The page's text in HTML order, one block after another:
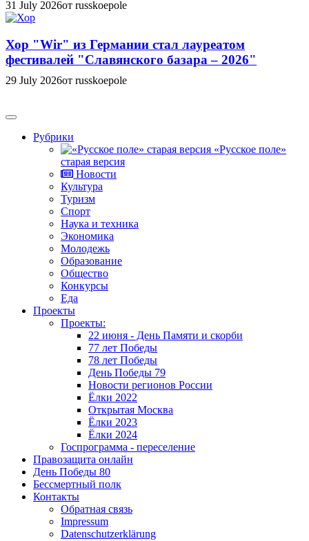
31 July 2026от russkoepole
Хор "Wir" из Германии стал лауреатом
фестивалей "Славянского базара – 2026"
29 July 2026от russkoepole
Рубрики
«Русское поле»
старая версия
Новости
Культура
Туризм
Спорт
Наука и техника
Экономика
Молодежь
Образование
Общество
Конкурсы
Еда
Проекты
Проекты:
22 июня - День Памяти и скорби
77 лет Победы
78 лет Победы
День Победы 79
Новости регионов России
Ёлки 2022
Открытая Москва
Ёлки 2023
Ёлки 2024
Госпрограмма - переселение
Правозащита онлайн
День Победы 80
Бессмертный полк
Контакты
Обратная связь
Impressum
Datenschutzerklärung